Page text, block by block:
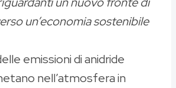
un’economia sostenibile
emissioni di anidride
nell’atmosfera in